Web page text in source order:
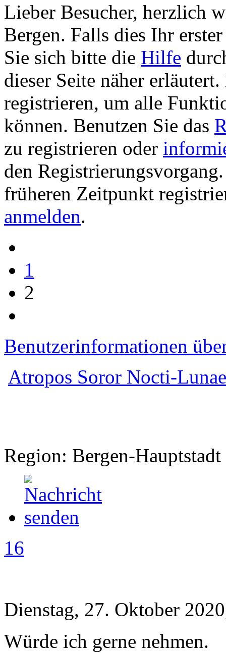
Lieber Besucher, herzlich
Bergen. Falls dies Ihr
Sie sich bitte die Hilfe
dieser Seite näher
registrieren, um alle
können. Benutzen Sie das
zu registrieren oder
den
früheren Zeitpunkt
anmelden.
1
2
Benutzerinformationen
Atropos Soror Nocti-Lunae
Region: Bergen-Hauptstadt
16
Dienstag, 27. Oktober
Würde ich gerne nehmen.